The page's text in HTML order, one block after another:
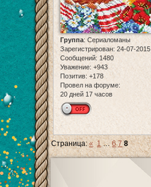
Группа: Сериаломаны
Зарегистрирован: 24-07-2015
Сообщений: 1480
Уважение: +943
Позитив: +178
Провел на форуме:
20 дней 17 часов
Страница:« 1 … 6 7 8